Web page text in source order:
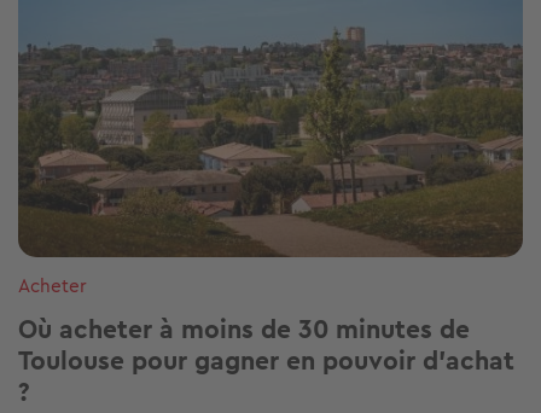
Acheter
Où acheter à moins de 30 minutes de
Toulouse pour gagner en pouvoir d’achat
?